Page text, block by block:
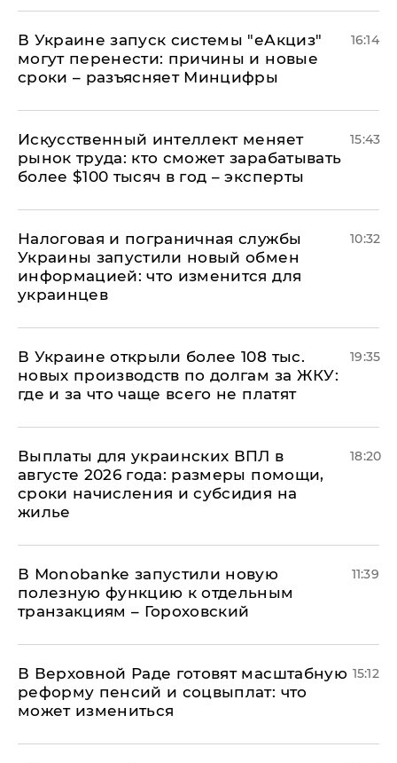
В Украине запуск системы "еАкциз"
могут перенести: причины и новые
сроки – разъясняет Минцифры
16:14
Искусственный интеллект меняет
рынок труда: кто сможет зарабатывать
более $100 тысяч в год – эксперты
15:43
Налоговая и пограничная службы
Украины запустили новый обмен
информацией: что изменится для
украинцев
10:32
В Украине открыли более 108 тыс.
новых производств по долгам за ЖКУ:
где и за что чаще всего не платят
19:35
Выплаты для украинских ВПЛ в
августе 2026 года: размеры помощи,
сроки начисления и субсидия на
жилье
18:20
В Мonobankе запустили новую
полезную функцию к отдельным
транзакциям – Гороховский
11:39
В Верховной Раде готовят масштабную
реформу пенсий и соцвыплат: что
может измениться
15:12